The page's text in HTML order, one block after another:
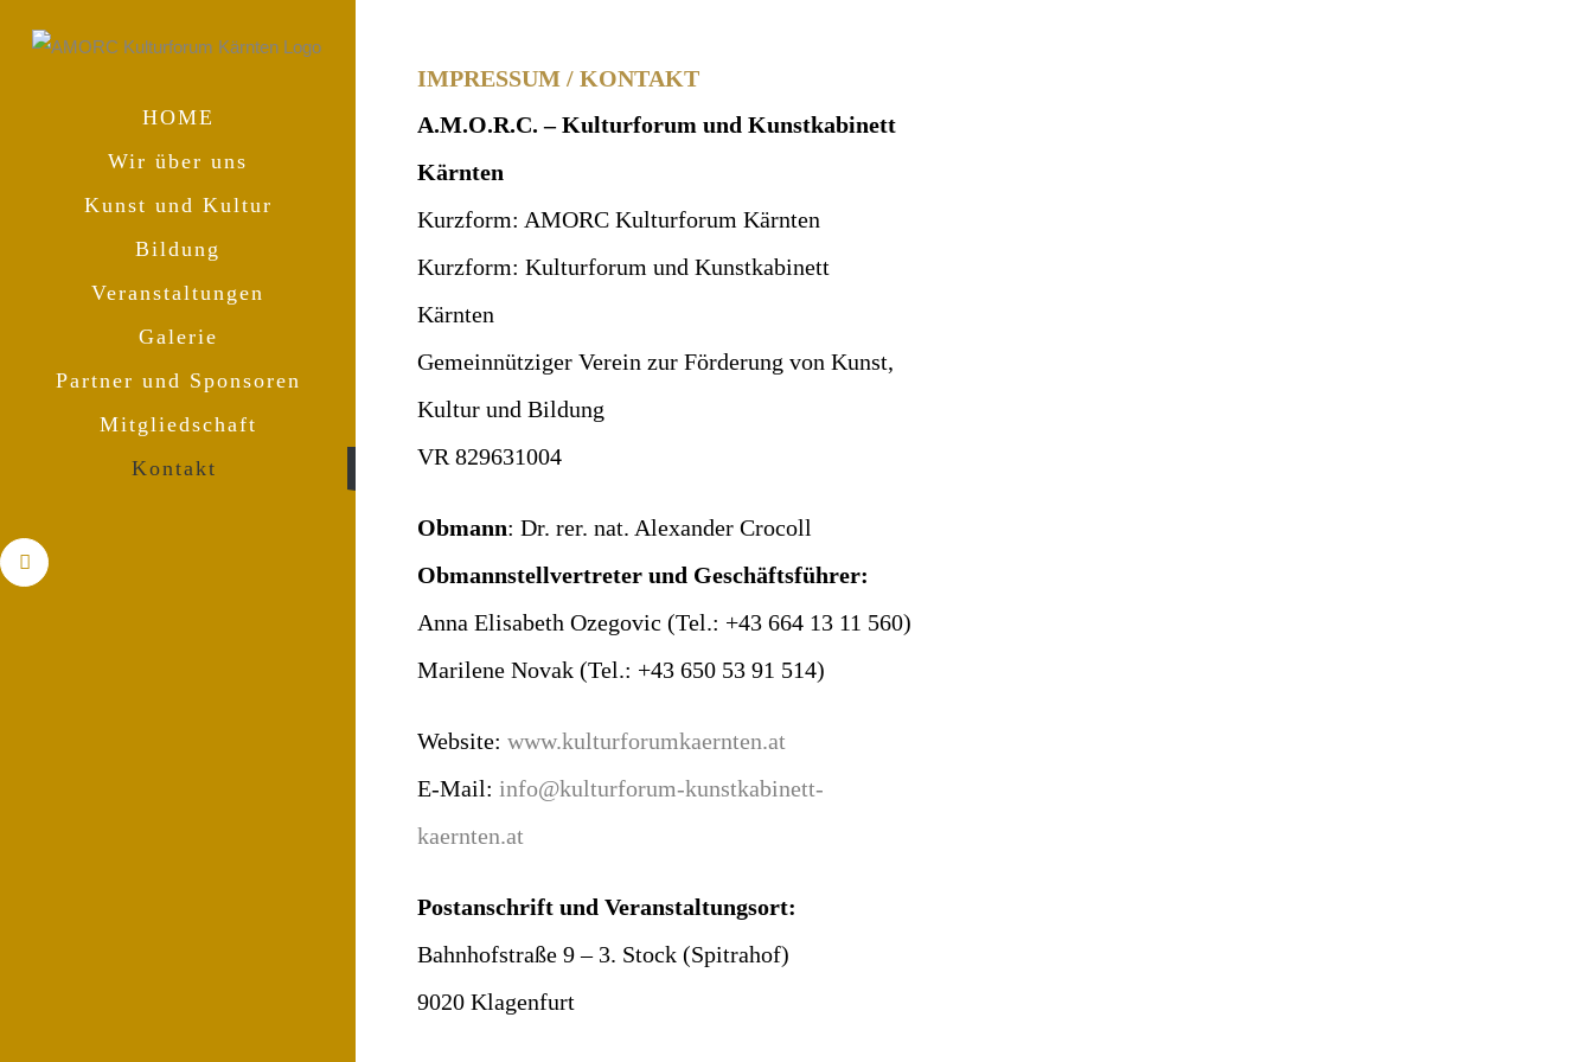
Inhalt
HOME
Wir über uns
Kunst und Kultur
Bildung
Veranstaltungen
Galerie
Partner und Sponsoren
Mitgliedschaft
Kontakt
Facebook
IMPRESSUM / KONTAKT
A.M.O.R.C. – Kulturforum und Kunstkabinett
Kärnten
Kurzform: AMORC Kulturforum Kärnten
Kurzform: Kulturforum und Kunstkabinett
Kärnten
Gemeinnütziger Verein zur Förderung von Kunst,
Kultur und Bildung
VR 829631004
Obmann: Dr. rer. nat. Alexander Crocoll
Obmannstellvertreter und Geschäftsführer:
Anna Elisabeth Ozegovic (Tel.: +43 664 13 11 560)
Marilene Novak (Tel.: +43 650 53 91 514)
Website:www.kulturforumkaernten.at
E-Mail: info@kulturforum-kunstkabinett-
kaernten.at
Postanschrift und Veranstaltungsort:
Bahnhofstraße 9 – 3. Stock (Spitrahof)
9020 Klagenfurt